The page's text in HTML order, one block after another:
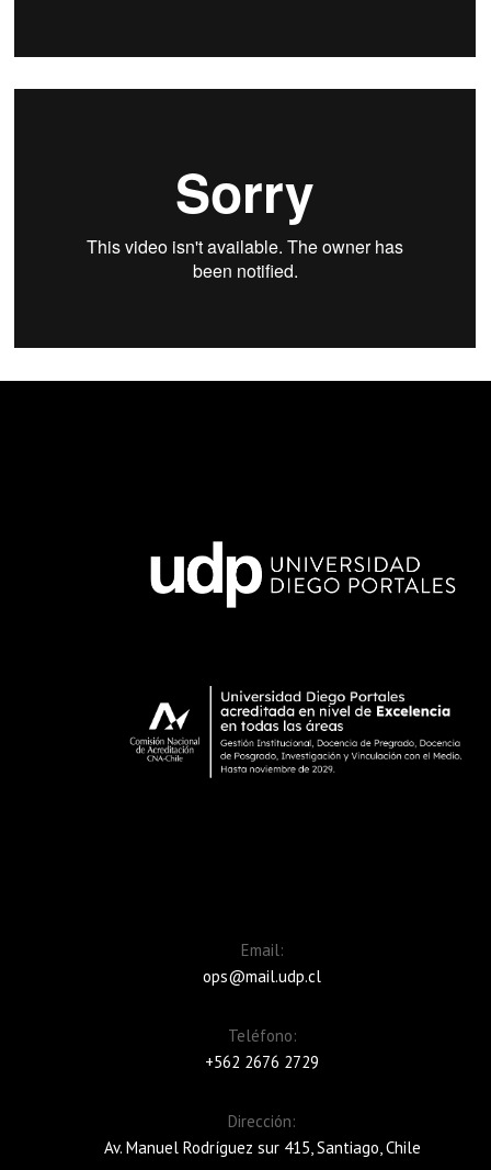
Email:
ops@mail.udp.cl
Teléfono:
+562 2676 2729
Dirección:
Av. Manuel Rodríguez sur 415, Santiago, Chile